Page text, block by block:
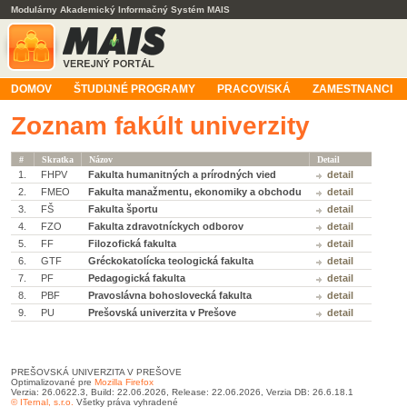
Modulárny Akademický Informačný Systém MAIS
DOMOV ŠTUDIJNÉ PROGRAMY PRACOVISKÁ ZAMESTNANCI
Zoznam fakúlt univerzity
# Skratka Názov Detail
1. FHPV Fakulta humanitných a prírodných vied
detail
2.
FMEO Fakulta manažmentu, ekonomiky a obchodu
detail
3.
FŠ Fakulta športu
detail
4.
FZO Fakulta zdravotníckych odborov
detail
5.
FF Filozofická fakulta
detail
6.
GTF Gréckokatolícka teologická fakulta
detail
7.
PF Pedagogická fakulta
detail
8.
PBF Pravoslávna bohoslovecká fakulta
detail
9.
PU Prešovská univerzita v Prešove detail
PREŠOVSKÁ UNIVERZITA V PREŠOVE
Optimalizované pre Mozilla Firefox
Verzia: 26.0622.3, Build: 22.06.2026, Release: 22.06.2026, Verzia DB: 26.6.18.1
© ITernal, s.r.o. Všetky práva vyhradené